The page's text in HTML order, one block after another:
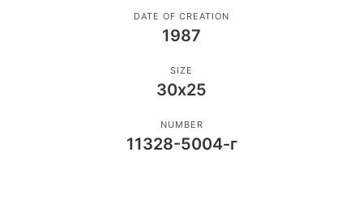
DATE OF CREATION
1987
SIZE
30х25
NUMBER
11328-5004-г